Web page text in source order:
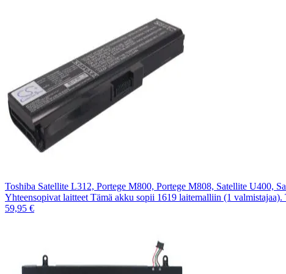
Toshiba Satellite L312, Portege M800, Portege M808, Satellite U400,
Yhteensopivat laitteet Tämä akku sopii 1619 laitemalliin (1
59,95 €